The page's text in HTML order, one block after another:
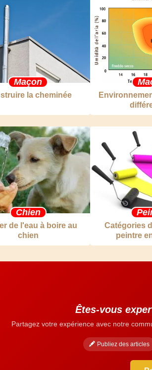
Maçon
la cheminée
Chien
de l'eau à boire au
chien
Catégories
peintre
Êtes-vous
Partagez votre expérience avec notre
Publiez des articles